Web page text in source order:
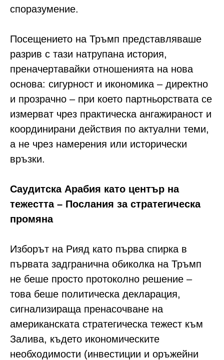
споразумение.
Посещението на Тръмп представляваше
разрив с тази натрупана история,
преначертавайки отношенията на нова
основа: сигурност и икономика – директно
и прозрачно – при което партньорствата се
измерват чрез практическа ангажираност и
координирани действия по актуални теми,
а не чрез намерения или исторически
връзки.
Саудитска Арабия като център на
тежестта – Послания за стратегическа
промяна
Изборът на Рияд като първа спирка в
първата задгранична обиколка на Тръмп
не беше просто протоколно решение –
това беше политическа декларация,
сигнализираща пренасочване на
американската стратегическа тежест към
Залива, където икономическите
необходимости (инвестиции и оръжейни